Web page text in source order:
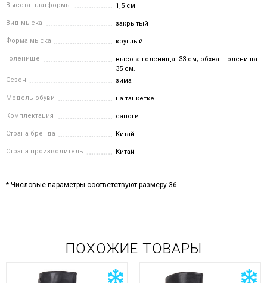
Высота платформы 1,5 см
Вид мыска закрытый
Форма мыска круглый
Голенище
высота голенища: 33 см; обхват голенища:
35 см.
Сезон
зима
Модель обуви на танкетке
Комплектация сапоги
Страна бренда Китай
Страна производитель Китай
* Числовые параметры соответствуют размеру 36
ПОХОЖИЕ ТОВАРЫ